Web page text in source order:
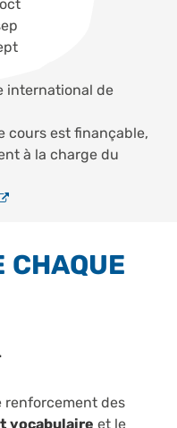
international de
cours est finançable,
à la charge du
CHAQUE
renforcement des
vocabulaire et le